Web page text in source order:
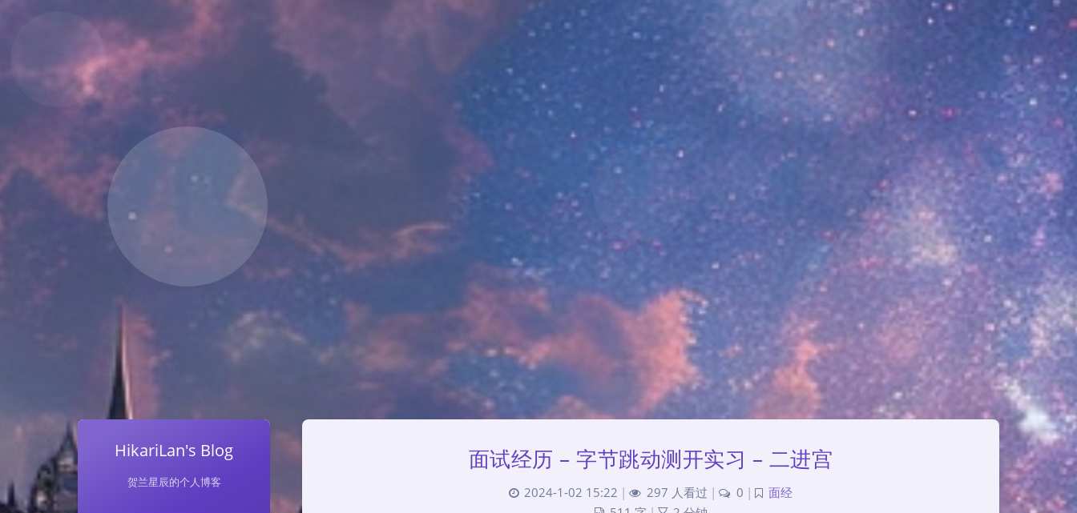
HikariLan's Blog
贺兰星辰的个人博客
面试经历 – 字节跳动测开实习 – 二进宫
2024-1-02 15:22 | 297 人看过 | 0 |
面经